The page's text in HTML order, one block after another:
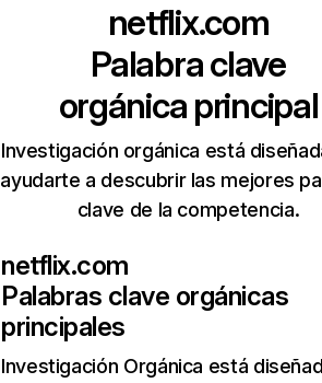
netflix.com
Palabra clave
orgánica principal
Investigación orgánica está
ayudarte a descubrir las mejores
clave de la competencia.
netflix.com
Palabras clave orgánicas
principales
Investigación Orgánica está